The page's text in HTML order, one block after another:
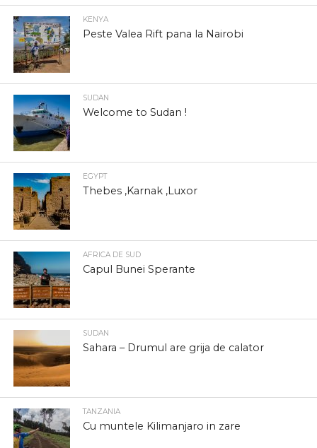
KENYA
Peste Valea Rift pana la Nairobi
SUDAN
Welcome to Sudan !
EGYPT
Thebes ,Karnak ,Luxor
AFRICA DE SUD
Capul Bunei Sperante
SUDAN
Sahara – Drumul are grija de calator
TANZANIA
Cu muntele Kilimanjaro in zare